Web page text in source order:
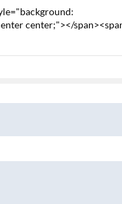
center;"></